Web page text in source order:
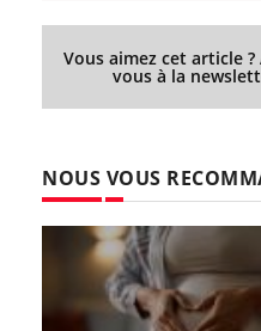
Vous aimez cet article ?
vous à la
NOUS VOUS